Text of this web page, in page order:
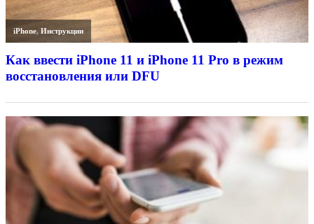
iPhone,Инструкции
Как ввести iPhone 11 и iPhone 11 Pro в режим
восстановления или DFU